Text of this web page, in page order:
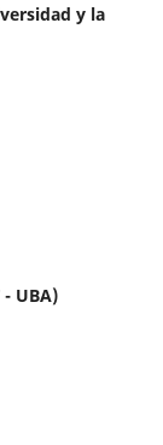
y la
- UBA)